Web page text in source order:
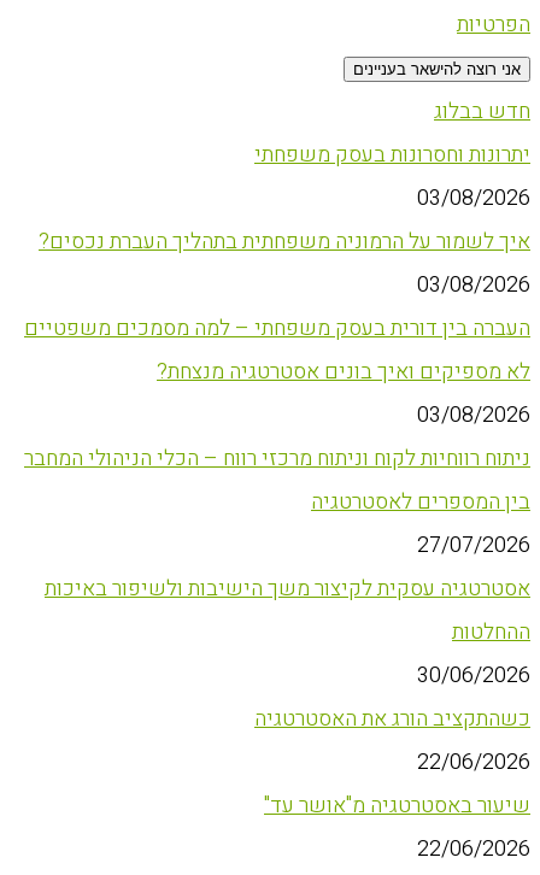
הפרטיות
אני רוצה להישאר בעניינים
חדש בבלוג
יתרונות וחסרונות בעסק משפחתי
03/08/2026
איך לשמור על הרמוניה משפחתית בתהליך העברת נכסים?
03/08/2026
העברה בין דורית בעסק משפחתי – למה מסמכים משפטיים
לא מספיקים ואיך בונים אסטרטגיה מנצחת?
03/08/2026
ניתוח רווחיות לקוח וניתוח מרכזי רווח – הכלי הניהולי המחבר
בין המספרים לאסטרטגיה
27/07/2026
אסטרטגיה עסקית לקיצור משך הישיבות ולשיפור באיכות
ההחלטות
30/06/2026
כשהתקציב הורג את האסטרטגיה
22/06/2026
שיעור באסטרטגיה מ"אושר עד"
22/06/2026